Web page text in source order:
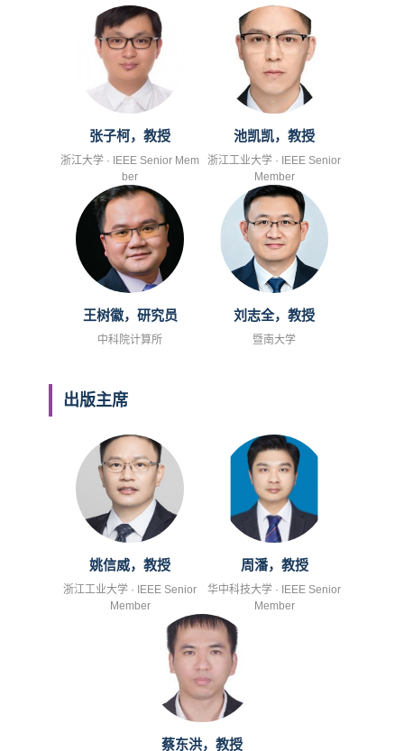
张子柯，教授
浙江大学 · IEEE Senior Mem
ber
池凯凯，教授
浙江工业大学 · IEEE Senior
Member
王树徽，研究员
中科院计算所
刘志全，教授
暨南大学
出版主席
姚信威，教授
浙江工业大学 · IEEE Senior
Member
周潘，教授
华中科技大学 · IEEE Senior
Member
蔡东洪，教授